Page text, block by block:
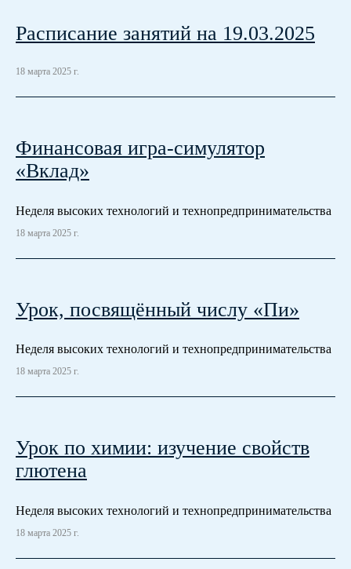
Расписание занятий на 19.03.2025
18 марта 2025 г.
Финансовая игра-симулятор
«Вклад»
Неделя высоких технологий и технопредпринимательства
18 марта 2025 г.
Урок, посвящённый числу «Пи»
Неделя высоких технологий и технопредпринимательства
18 марта 2025 г.
Урок по химии: изучение свойств
глютена
Неделя высоких технологий и технопредпринимательства
18 марта 2025 г.